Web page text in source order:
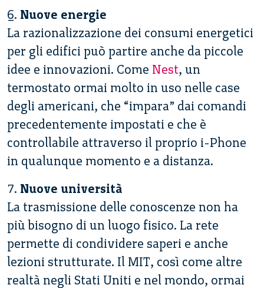
6. Nuove energie
La razionalizzazione dei consumi energetici
per gli edifici può partire anche da piccole
idee e innovazioni. Come Nest, un
termostato ormai molto in uso nelle case
degli americani, che “impara” dai comandi
precedentemente impostati e che è
controllabile attraverso il proprio i-Phone
in qualunque momento e a distanza.
7. Nuove università
La trasmissione delle conoscenze non ha
più bisogno di un luogo fisico. La rete
permette di condividere saperi e anche
lezioni strutturate. Il MIT, così come altre
realtà negli Stati Uniti e nel mondo, ormai